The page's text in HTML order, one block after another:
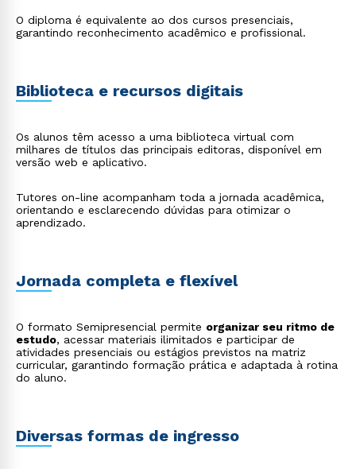
O diploma é equivalente ao dos cursos presenciais,
garantindo reconhecimento acadêmico e profissional.
Biblioteca e recursos digitais
Os alunos têm acesso a uma biblioteca virtual com
milhares de títulos das principais editoras, disponível em
versão web e aplicativo.
Tutores on-line acompanham toda a jornada acadêmica,
orientando e esclarecendo dúvidas para otimizar o
aprendizado.
Jornada completa e flexível
O formato Semipresencial permite organizar seu ritmo de
estudo, acessar materiais ilimitados e participar de
atividades presenciais ou estágios previstos na matriz
curricular, garantindo formação prática e adaptada à rotina
do aluno.
Diversas formas de ingresso
ou
Estou de acordo com a Política de Privacidade.e
autorizo que meus dados sejam utilizados para o